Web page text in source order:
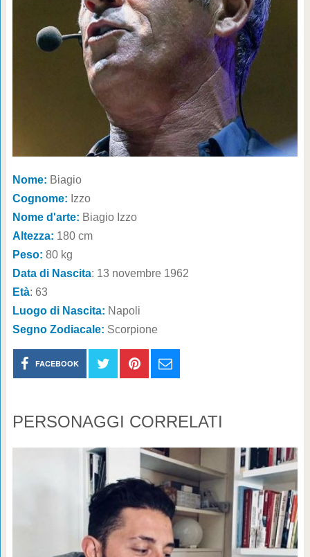
Nome: Biagio
Cognome: Izzo
Nome d'arte: Biagio Izzo
Altezza: 180 cm
Peso: 80 kg
Data di Nascita: 13 novembre 1962
Età: 63
Luogo di Nascita: Napoli
Segno Zodiacale: Scorpione
FACEBOOK
PERSONAGGI CORRELATI